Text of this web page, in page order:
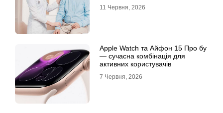
11 Червня, 2026
Apple Watch та Айфон 15 Про бу
— сучасна комбінація для
активних користувачів
7 Червня, 2026